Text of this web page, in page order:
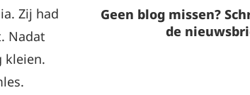
Zij had
Nadat
kleien.
Geen blog missen?
de